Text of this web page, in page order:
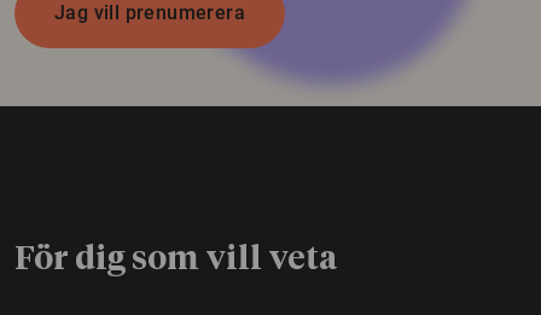
Jag vill prenumerera
För dig som vill veta